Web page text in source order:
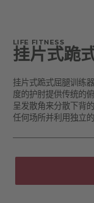
LIFE FITNESS
挂片式跪
挂片式跪式屈腿训练
度的护肘提供传统的
呈发散角来分散下背
任何场所并利用独立